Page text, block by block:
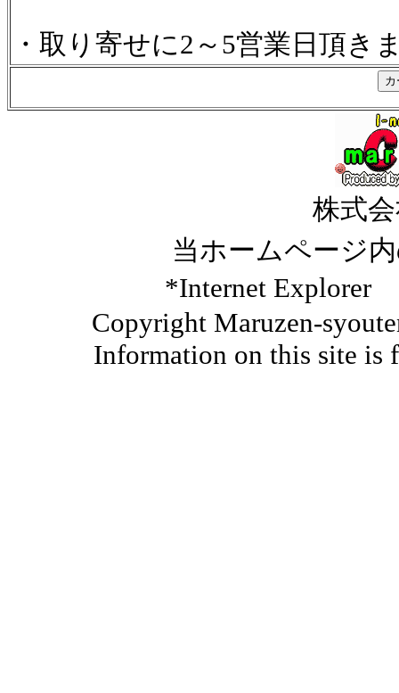
・取り寄せに2～5営業日頂き
株式
当ホームページ
*Internet Explorer
Copyright Maruzen-
Information on this site is